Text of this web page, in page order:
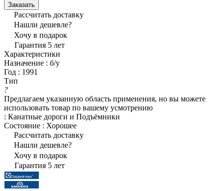
Заказать
Рассчитать доставку
Нашли дешевле?
Хочу в подарок
Гарантия 5 лет
Характеристики
Назначение : б/у
Год : 1991
Тип
?
Предлагаем указанную область применения, но вы можете
использовать товар по вашему усмотрению
: Канатные дороги и Подъёмники
Состояние : Хорошее
Рассчитать доставку
Нашли дешевле?
Хочу в подарок
Гарантия 5 лет